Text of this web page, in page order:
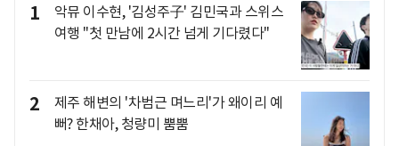
1
악뮤 이수현, '김성주子' 김민국과 스위스
여행 "첫 만남에 2시간 넘게 기다렸다"
2
제주 해변의 '차범근 며느리'가 왜이리 예
뻐? 한채아, 청량미 뿜뿜